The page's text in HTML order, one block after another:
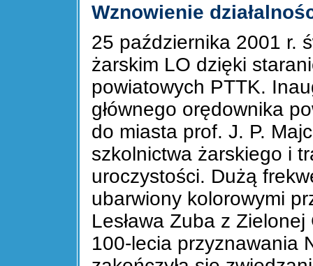
Wznowienie
25 października 2001 r.
żarskim LO dzięki
powiatowych PTTK.
głównego orędownika
do miasta prof. J. P.
szkolnictwa żarskiego i
uroczystości. Dużą
ubarwiony kolorowymi
Lesława Zuba z
100-lecia przyznawania